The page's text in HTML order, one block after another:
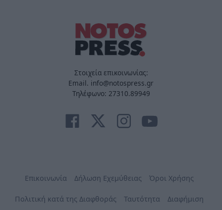
Στοιχεία επικοινωνίας:
Email. info@notospress.gr
Τηλέφωνο: 27310.89949
Επικοινωνία Δήλωση Εχεμύθειας Όροι Χρήσης
Πολιτική κατά της Διαφθοράς Ταυτότητα Διαφήμιση